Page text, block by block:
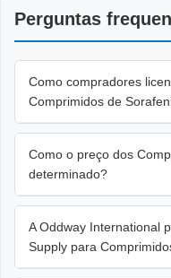
Perguntas
Como compradores
Comprimidos de
Como o preço dos
determinado?
A Oddway International
Supply para